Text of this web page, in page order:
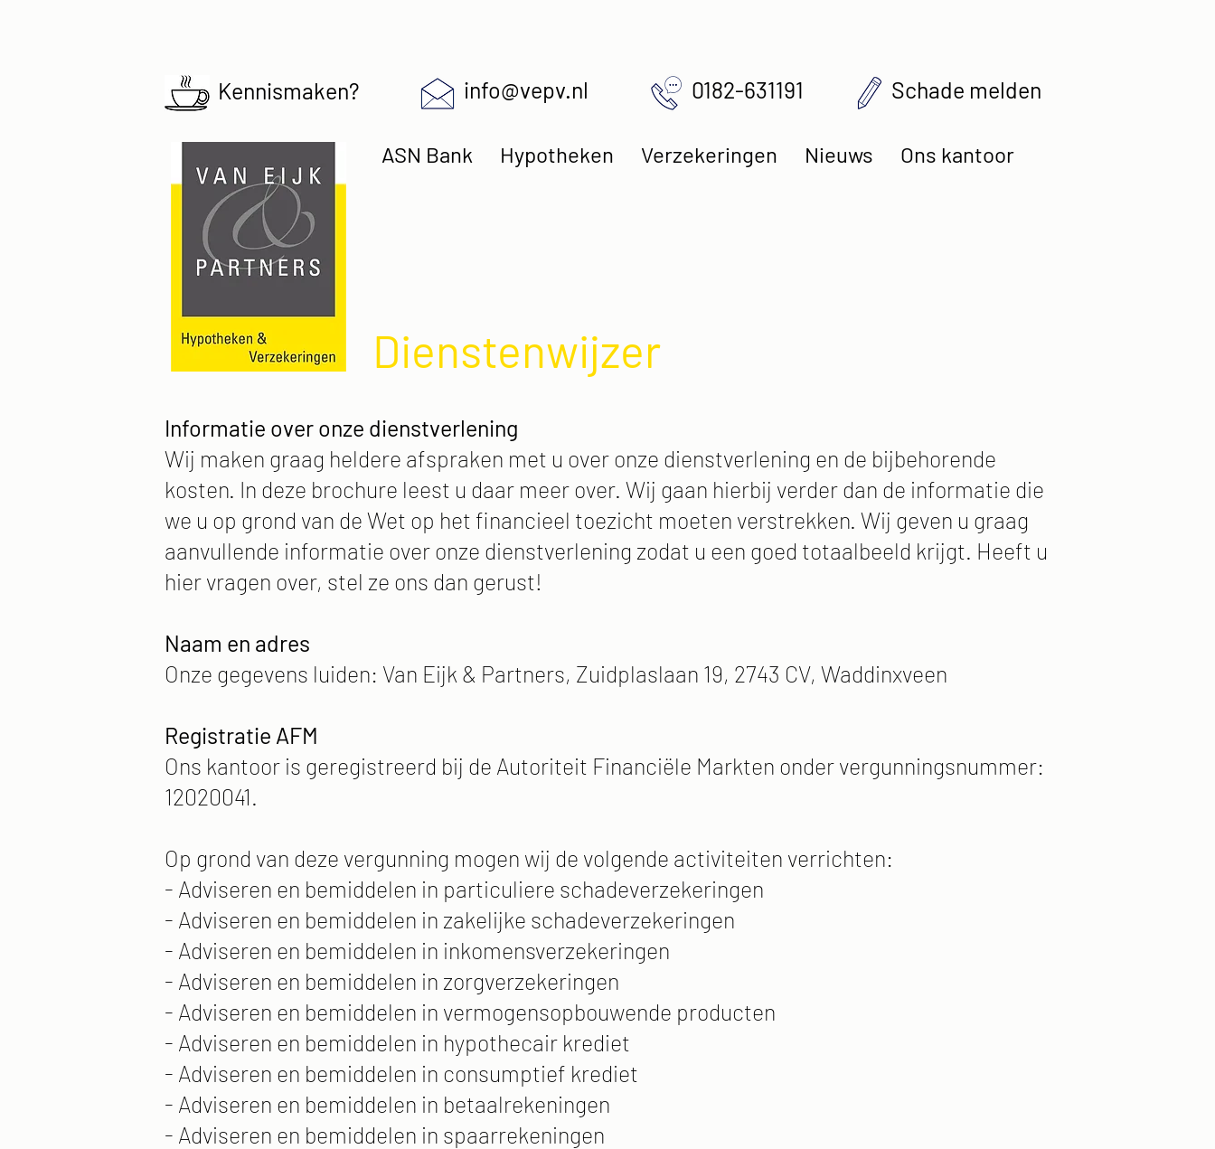
Kennismaken? info@vepv.nl 0182-631191 Schade melden
Dienstenwijzer
Informatie over onze dienstverlening
Wij maken graag heldere afspraken met u over onze dienstverlening en de bijbehorende
kosten. In deze brochure leest u daar meer over. Wij gaan hierbij verder dan de informatie die
we u op grond van de Wet op het financieel toezicht moeten verstrekken. Wij geven u graag
aanvullende informatie over onze dienstverlening zodat u een goed totaalbeeld krijgt. Heeft u
hier vragen over, stel ze ons dan gerust!
Naam en adres
Onze gegevens luiden: Van Eijk & Partners, Zuidplaslaan 19, 2743 CV, Waddinxveen
Registratie AFM
Ons kantoor is geregistreerd bij de Autoriteit Financiële Markten onder vergunningsnummer:
12020041.
Op grond van deze vergunning mogen wij de volgende activiteiten verrichten:
- Adviseren en bemiddelen in particuliere schadeverzekeringen
- Adviseren en bemiddelen in zakelijke schadeverzekeringen
- Adviseren en bemiddelen in inkomensverzekeringen
- Adviseren en bemiddelen in zorgverzekeringen
- Adviseren en bemiddelen in vermogensopbouwende producten
- Adviseren en bemiddelen in hypothecair krediet
- Adviseren en bemiddelen in consumptief krediet
- Adviseren en bemiddelen in betaalrekeningen
- Adviseren en bemiddelen in spaarrekeningen
ASN Bank Hypotheken Verzekeringen Nieuws Ons kantoor